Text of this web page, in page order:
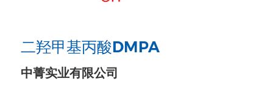
二羟甲基丙酸DMPA
中菁实业有限公司